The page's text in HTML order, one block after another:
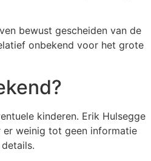
bewust gescheiden van de
onbekend voor het grote
kinderen. Erik Hulsegge
weinig tot geen informatie